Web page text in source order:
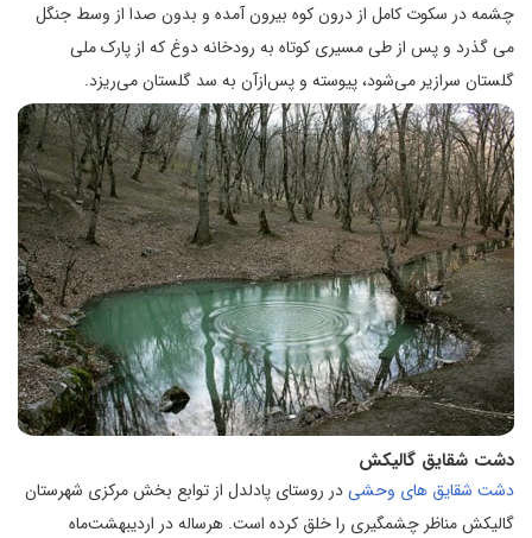
چشمه در سکوت کامل از درون کوه بیرون آمده و بدون صدا از وسط جنگل
می گذرد و پس از طی مسیری کوتاه به رودخانه دوغ که از پارک ملی
گلستان سرازیر می‌شود، پیوسته و پس‌ازآن به سد گلستان می‌ریزد.
دشت شقایق گالیکش
دشت شقایق های وحشیدر روستای پادلدل از توابع بخش مرکزی شهرستان
گالیکش مناظر چشمگیری را خلق کرده است. هرساله در اردیبهشت‌ماه